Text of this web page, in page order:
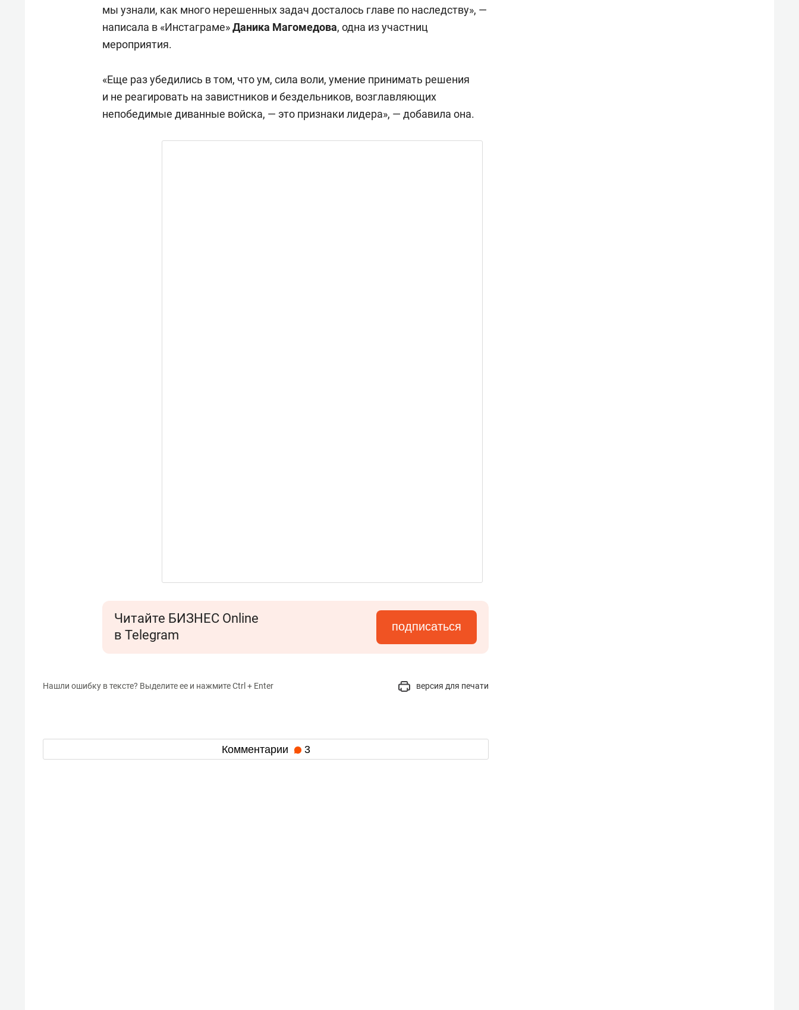
мы узнали, как много нерешенных задач досталось главе по наследству», —
написала в «Инстаграме»Даника Магомедова, одна из участниц
мероприятия.
«Еще раз убедились в том, что ум, сила воли, умение принимать решения
и не реагировать на завистников и бездельников, возглавляющих
непобедимые диванные войска, — это признаки лидера», — добавила она.
Читайте БИЗНЕС Online
в Telegram
подписаться
Нашли ошибку в тексте? Выделите ее и нажмите Ctrl + Enter версия для печати
Комментарии 3